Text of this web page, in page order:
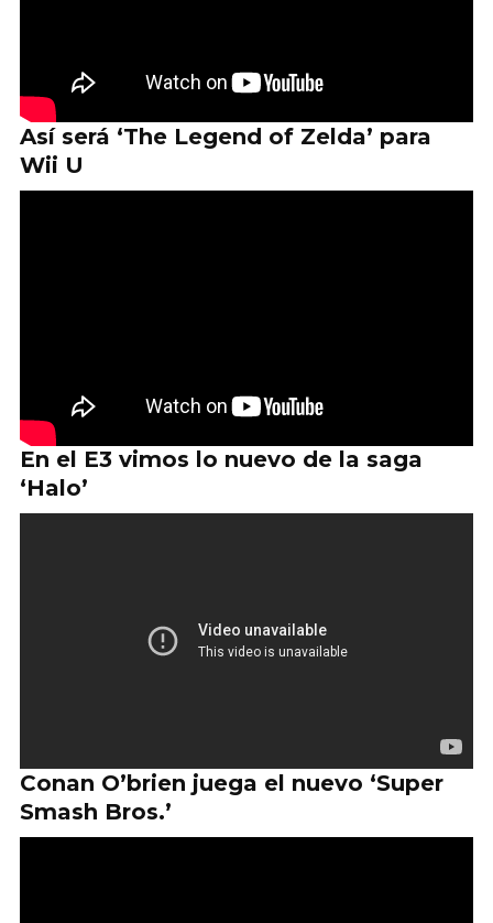
Así será ‘The Legend of Zelda’ para
Wii U
En el E3 vimos lo nuevo de la saga
‘Halo’
Conan O’brien juega el nuevo ‘Super
Smash Bros.’